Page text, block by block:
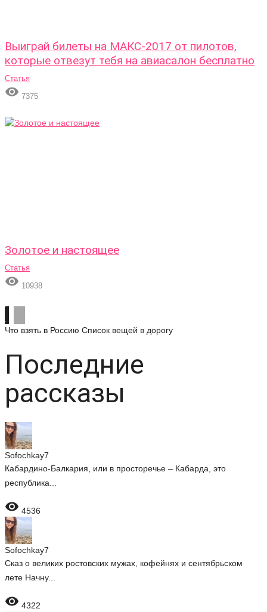
Выиграй билеты на МАКС-2017 от пилотов,
которые отвезут тебя на авиасалон бесплатно
Статья
 7375
Золотое и настоящее
Статья
 10938
Что взять в Россию Список вещей в дорогу
Последние
рассказы
Sofochkay7
Кабардино-Балкария, или в просторечье – Кабарда, это
республика...
 4536
Sofochkay7
Сказ о великих ростовских мужах, кофейнях и сентябрьском
лете Начну...
 4322